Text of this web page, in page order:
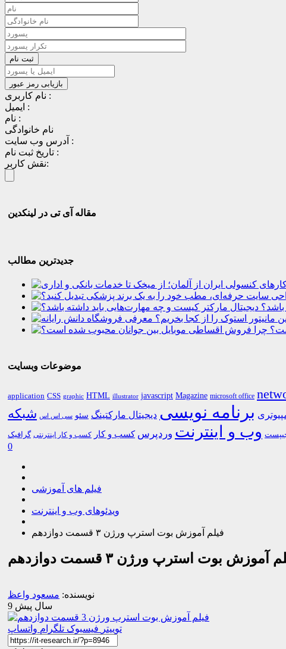
نام کاربری :
ایمیل :
نام :
نام خانوادگی
آدرس وب سایت :
تاریخ ثبت نام :
نقش کاربر:
مقاله آی تی در لینکدین
جدیدترین مطالب
موضوعات وبسایت
application CSS graphic HTML illustrator javascript Magazine microsoft office
برنامه نویسی دیجیتال مارکتینگ سئو سی اس اس شبکه
چیپست وب و اینترنت وردپرس کسب و کار کسب و کار اینترنتی گرافیک
0
فیلم های آموزشی
ویدئوهای وب و اینترنت
فیلم آموزش بوت استرپ ورژن ۳ قسمت دوازدهم
آموزش بوت استرپ ورژن ۳ قسمت دوازدهم
نویسنده: مسعود واعظ
9 سال پیش
توییتر فیسبوک تلگرام واتساپ